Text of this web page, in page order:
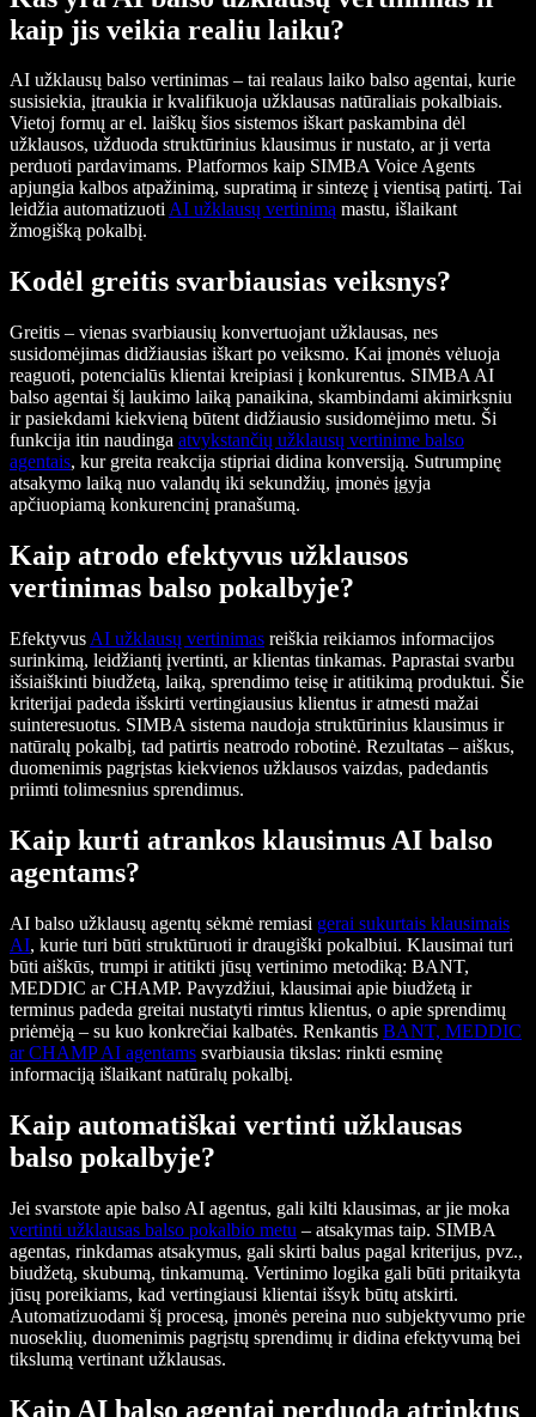
kaip jis veikia realiu laiku?
AI užklausų balso vertinimas – tai realaus laiko balso agentai, kurie
susisiekia, įtraukia ir kvalifikuoja užklausas natūraliais pokalbiais.
Vietoj formų ar el. laiškų šios sistemos iškart paskambina dėl
užklausos, užduoda struktūrinius klausimus ir nustato, ar ji verta
perduoti pardavimams. Platformos kaip SIMBA Voice Agents
apjungia kalbos atpažinimą, supratimą ir sintezę į vientisą patirtį. Tai
leidžia automatizuotiAI užklausų vertinimą mastu, išlaikant
žmogišką pokalbį.
Kodėl greitis svarbiausias veiksnys?
Greitis – vienas svarbiausių konvertuojant užklausas, nes
susidomėjimas didžiausias iškart po veiksmo. Kai įmonės vėluoja
reaguoti, potencialūs klientai kreipiasi į konkurentus. SIMBA AI
balso agentai šį laukimo laiką panaikina, skambindami akimirksniu
ir pasiekdami kiekvieną būtent didžiausio susidomėjimo metu. Ši
funkcija itin naudinga atvykstančių užklausų vertinime balso
agentais, kur greita reakcija stipriai didina konversiją. Sutrumpinę
atsakymo laiką nuo valandų iki sekundžių, įmonės įgyja
apčiuopiamą konkurencinį pranašumą.
Kaip atrodo efektyvus užklausos
vertinimas balso pokalbyje?
Efektyvus AI užklausų vertinimas reiškia reikiamos informacijos
surinkimą, leidžiantį įvertinti, ar klientas tinkamas. Paprastai svarbu
išsiaiškinti biudžetą, laiką, sprendimo teisę ir atitikimą produktui. Šie
kriterijai padeda išskirti vertingiausius klientus ir atmesti mažai
suinteresuotus. SIMBA sistema naudoja struktūrinius klausimus ir
natūralų pokalbį, tad patirtis neatrodo robotinė. Rezultatas – aiškus,
duomenimis pagrįstas kiekvienos užklausos vaizdas, padedantis
priimti tolimesnius sprendimus.
Kaip kurti atrankos klausimus AI balso
agentams?
AI balso užklausų agentų sėkmė remiasi gerai sukurtais klausimais
AI, kurie turi būti struktūruoti ir draugiški pokalbiui. Klausimai turi
būti aiškūs, trumpi ir atitikti jūsų vertinimo metodiką: BANT,
MEDDIC ar CHAMP. Pavyzdžiui, klausimai apie biudžetą ir
terminus padeda greitai nustatyti rimtus klientus, o apie sprendimų
priėmėją – su kuo konkrečiai kalbatės. Renkantis BANT, MEDDIC
ar CHAMP AI agentams svarbiausia tikslas: rinkti esminę
informaciją išlaikant natūralų pokalbį.
Kaip automatiškai vertinti užklausas
balso pokalbyje?
Jei svarstote apie balso AI agentus, gali kilti klausimas, ar jie moka
vertinti užklausas balso pokalbio metu – atsakymas taip. SIMBA
agentas, rinkdamas atsakymus, gali skirti balus pagal kriterijus, pvz.,
biudžetą, skubumą, tinkamumą. Vertinimo logika gali būti pritaikyta
jūsų poreikiams, kad vertingiausi klientai išsyk būtų atskirti.
Automatizuodami šį procesą, įmonės pereina nuo subjektyvumo prie
nuoseklių, duomenimis pagrįstų sprendimų ir didina efektyvumą bei
tikslumą vertinant užklausas.
Kaip AI balso agentai perduoda atrinktus